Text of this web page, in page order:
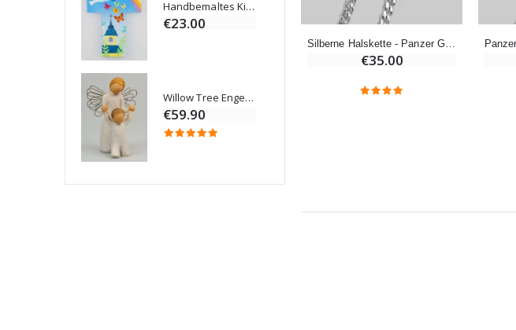
Handbemaltes Kinderkreuz Gottes Welt Vereint 14cm
€23.00
Willow Tree Engel Schutzengel (Guardian Angel) 14 cm
€59.90
€4.90
Silberne Halskette - Panzer Gliederung 50cm
€35.00